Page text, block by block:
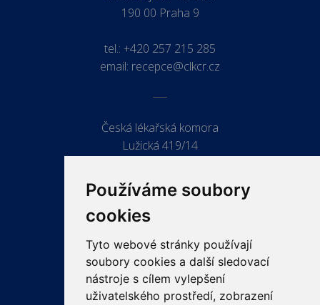
Používáme soubory
cookies
Tyto webové stránky používají
soubory cookies a další sledovací
nástroje s cílem vylepšení
uživatelského prostředí, zobrazení
190 00 Praha 9
tel.: +420 257 215 285
email: recepce@clkcr.cz
Česká lékařská komora
Lužická 419/14
ODKAZY
PRO LÉKAŘE
PRO VEŘEJNOST